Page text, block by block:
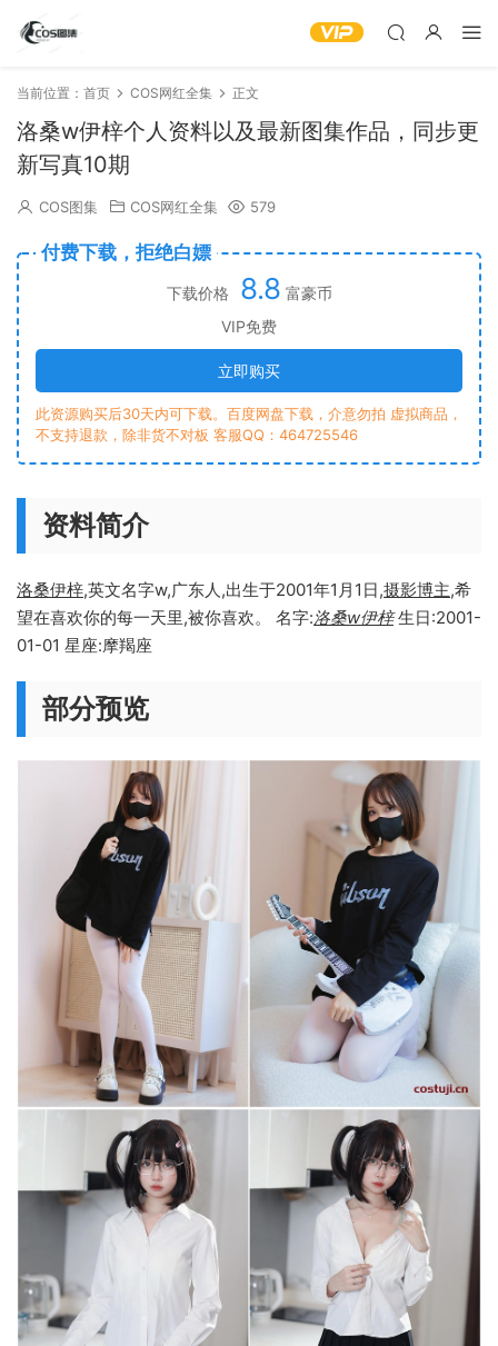
当前位置： 首页 COS网红全集 正文
洛桑w伊梓个人资料以及最新图集作品，同步更
新写真10期
COS图集 COS网红全集 579
付费下载，拒绝白嫖
下载价格 8.8 富豪币
VIP免费
立即购买
此资源购买后30天内可下载。百度网盘下载，介意勿拍 虚拟商品，
不支持退款，除非货不对板 客服QQ：464725546
资料简介
洛桑伊梓,英文名字w,广东人,出生于2001年1月1日,摄影博主,希
望在喜欢你的每一天里,被你喜欢。 名字:洛桑w伊梓生日:2001-
01-01 星座:摩羯座
部分预览